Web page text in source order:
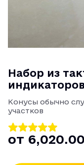
Набор из
Конусы обычно
участков
от